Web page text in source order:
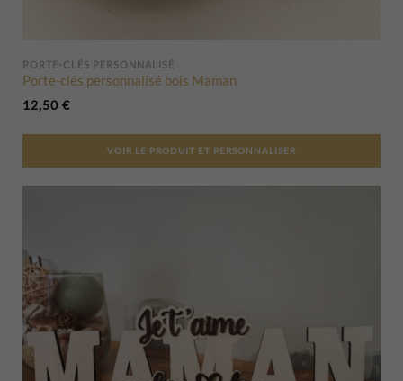
PORTE-CLÉS PERSONNALISÉ
Porte-clés personnalisé bois Maman
12,50 €
VOIR LE PRODUIT ET PERSONNALISER